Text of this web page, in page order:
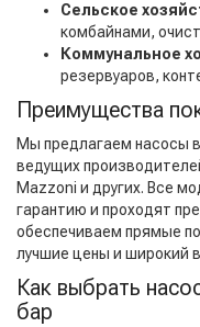
Сельское
комбайнами,
Коммунальное
резервуаров,
Преимущества
Мы предлагаем насосы
ведущих
Mazzoni и других. Все
гарантию и проходят
обеспечиваем прямые
лучшие цены и широкий
Как выбрать
бар